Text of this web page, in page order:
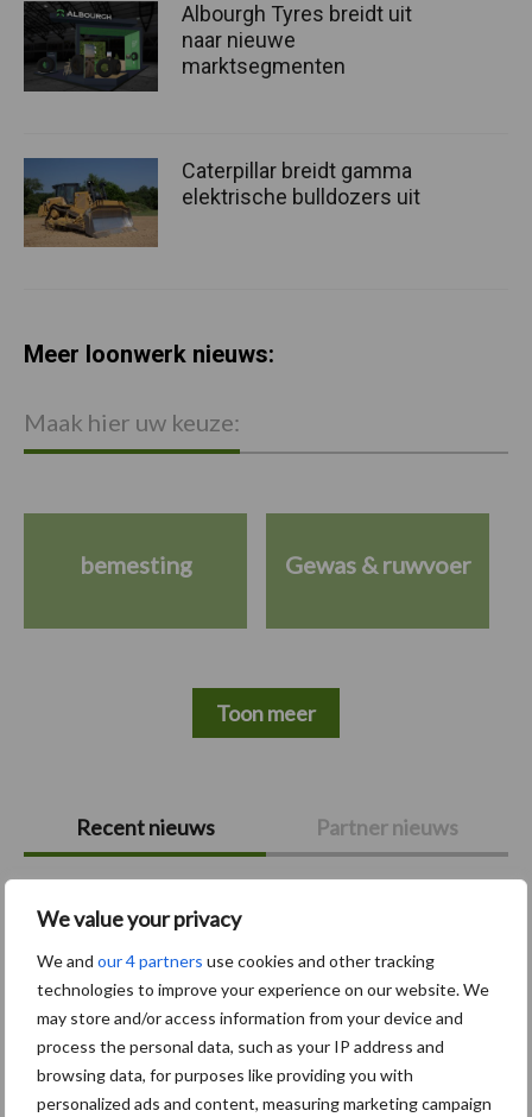
We value your privacy
We and our 4 partners use cookies and other tracking
technologies to improve your experience on our website. We
may store and/or access information from your device and
process the personal data, such as your IP address and
browsing data, for purposes like providing you with
personalized ads and content, measuring marketing campaign
Primaire
Sidebar
Recent nieuws Partner nieuws
voor kouters"
5 aug
Albourgh Tyres breidt uit naar
nieuwe marktsegmenten
Albourgh Tyres breidt uit
naar nieuwe
marktsegmenten
Caterpillar breidt gamma
elektrische bulldozers uit
Meer loonwerk nieuws:
Maak hier uw keuze:
bemesting Gewas & ruwvoer
Toon meer